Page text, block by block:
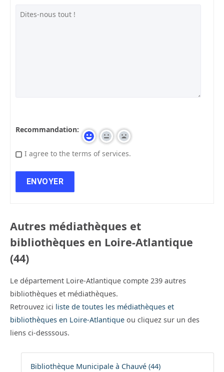
Recommandation:
I agree to the terms of services.
Autres médiathèques et
bibliothèques en Loire-Atlantique
(44)
Le département Loire-Atlantique compte 239 autres
bibliothèques et médiathèques.
Retrouvez ici liste de toutes les médiathèques et
bibliothèques en Loire-Atlantique ou cliquez sur un des
liens ci-desssous.
Bibliothèque Municipale à Chauvé (44)